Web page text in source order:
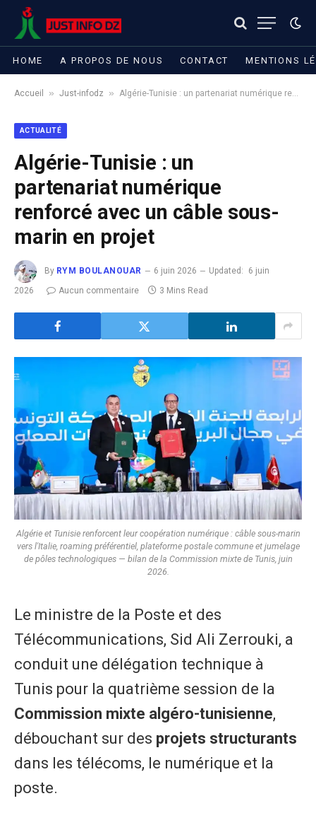
HOME A PROPOS DE NOUS CONTACT MENTIONS
Accueil » Just-infodz » Algérie-Tunisie : un partenariat numérique renforcé avec un câble sous-marin en projet
ACTUALITÉ
Algérie-Tunisie : un
partenariat numérique
renforcé avec un câble sous-
marin en projet
By RYM BOULANOUAR 6 juin 2026 Updated:
6 juin
2026
Aucun commentaire 3 Mins Read
Algérie et Tunisie renforcent leur coopération numérique : câble sous-marin
vers l'Italie, roaming préférentiel, plateforme postale commune et jumelage
de pôles technologiques — bilan de la Commission mixte de Tunis, juin
2026.
Le ministre de la Poste et des
Télécommunications, Sid Ali Zerrouki, a
conduit une délégation technique à
Tunis pour la quatrième session de la
Commission mixte algéro-tunisienne,
débouchant sur des projets structurants
dans les télécoms, le numérique et la
poste.